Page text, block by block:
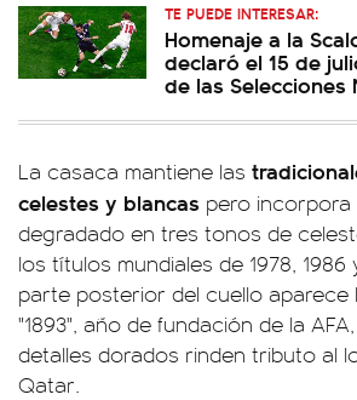
TE PUEDE INTERESAR:
Homenaje a la
declaró el 15 de
de las Selecciones
La casaca mantiene las
celestes y blancas pero
degradado en tres tonos de
los títulos mundiales de 1978, 1986
parte posterior del cuello aparece
"1893", año de fundación de la
detalles dorados rinden tributo al
Qatar.